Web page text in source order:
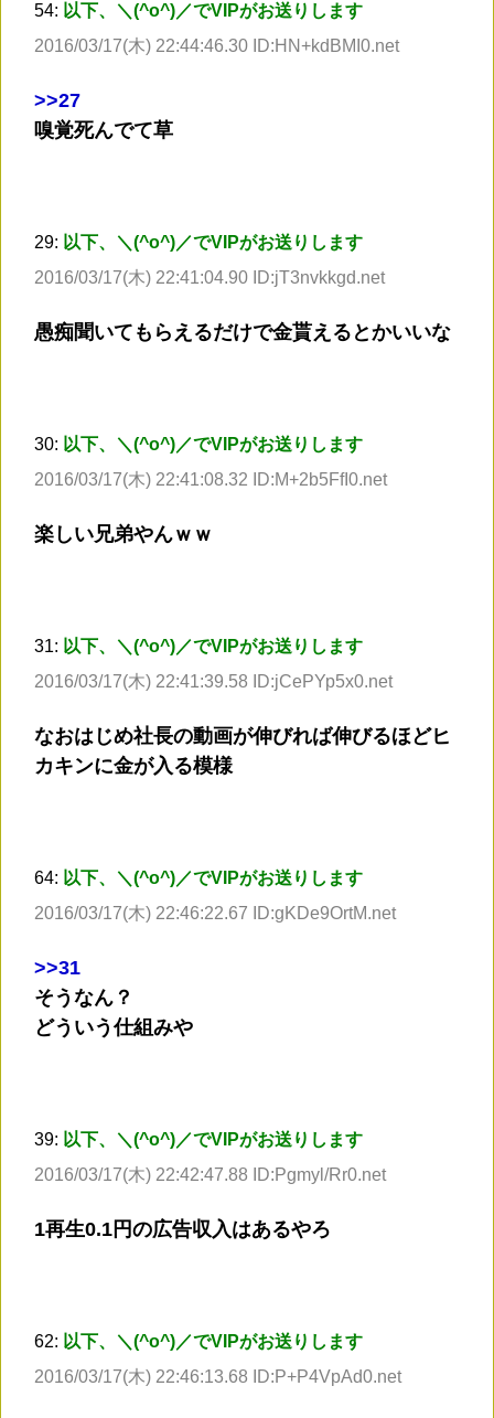
54: 以下、＼(^o^)／でVIPがお送りします
2016/03/17(木) 22:44:46.30 ID:HN+kdBMI0.net
>>27
嗅覚死んでて草
29: 以下、＼(^o^)／でVIPがお送りします
2016/03/17(木) 22:41:04.90 ID:jT3nvkkgd.net
愚痴聞いてもらえるだけで金貰えるとかいいな
30: 以下、＼(^o^)／でVIPがお送りします
2016/03/17(木) 22:41:08.32 ID:M+2b5FfI0.net
楽しい兄弟やんｗｗ
31: 以下、＼(^o^)／でVIPがお送りします
2016/03/17(木) 22:41:39.58 ID:jCePYp5x0.net
なおはじめ社長の動画が伸びれば伸びるほどヒ
カキンに金が入る模様
64: 以下、＼(^o^)／でVIPがお送りします
2016/03/17(木) 22:46:22.67 ID:gKDe9OrtM.net
>>31
そうなん？
どういう仕組みや
39: 以下、＼(^o^)／でVIPがお送りします
2016/03/17(木) 22:42:47.88 ID:Pgmyl/Rr0.net
1再生0.1円の広告収入はあるやろ
62: 以下、＼(^o^)／でVIPがお送りします
2016/03/17(木) 22:46:13.68 ID:P+P4VpAd0.net